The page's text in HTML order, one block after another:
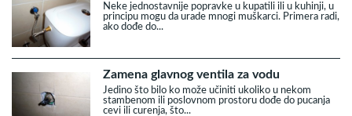
Neke jednostavnije popravke u kupatili ili u kuhinji, u
principu mogu da urade mnogi muškarci. Primera radi,
ako dođe do...
Zamena glavnog ventila za vodu
Jedino što bilo ko može učiniti ukoliko u nekom
stambenom ili poslovnom prostoru dođe do pucanja
cevi ili curenja, što...